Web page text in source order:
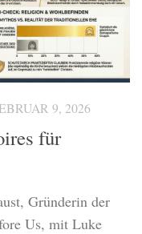
9, 2026
für
Gründerin der
Us, mit Luke